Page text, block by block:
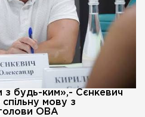
будь-ким»,- Сєнкевич
мову з
ОВА